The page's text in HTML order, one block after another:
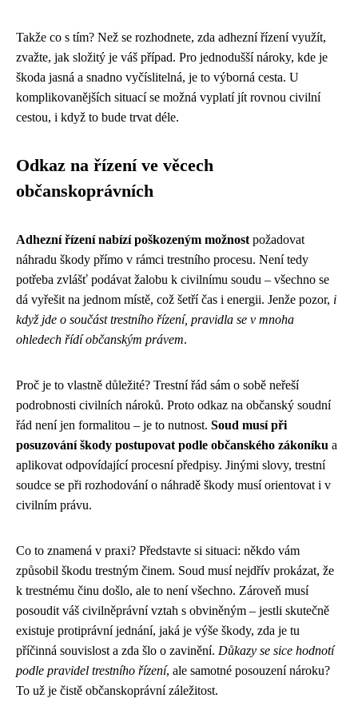
Takže co s tím? Než se rozhodnete, zda adhezní řízení využít,
zvažte, jak složitý je váš případ. Pro jednodušší nároky, kde je
škoda jasná a snadno vyčíslitelná, je to výborná cesta. U
komplikovanějších situací se možná vyplatí jít rovnou civilní
cestou, i když to bude trvat déle.
Odkaz na řízení ve věcech
občanskoprávních
Adhezní řízení nabízí poškozeným možnost požadovat
náhradu škody přímo v rámci trestního procesu. Není tedy
potřeba zvlášť podávat žalobu k civilnímu soudu – všechno se
dá vyřešit na jednom místě, což šetří čas i energii. Jenže pozor, i
když jde o součást trestního řízení, pravidla se v mnoha
ohledech řídí občanským právem.
Proč je to vlastně důležité? Trestní řád sám o sobě neřeší
podrobnosti civilních nároků. Proto odkaz na občanský soudní
řád není jen formalitou – je to nutnost. Soud musí při
posuzování škody postupovat podle občanského zákoníku a
aplikovat odpovídající procesní předpisy. Jinými slovy, trestní
soudce se při rozhodování o náhradě škody musí orientovat i v
civilním právu.
Co to znamená v praxi? Představte si situaci: někdo vám
způsobil škodu trestným činem. Soud musí nejdřív prokázat, že
k trestnému činu došlo, ale to není všechno. Zároveň musí
posoudit váš civilněprávní vztah s obviněným – jestli skutečně
existuje protiprávní jednání, jaká je výše škody, zda je tu
příčinná souvislost a zda šlo o zavinění. Důkazy se sice hodnotí
podle pravidel trestního řízení, ale samotné posouzení nároku?
To už je čistě občanskoprávní záležitost.